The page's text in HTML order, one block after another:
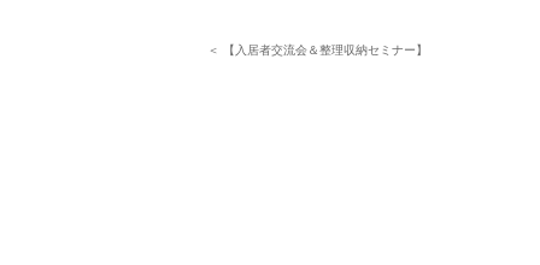
＜ 【入居者交流会＆整理収納セミナー】